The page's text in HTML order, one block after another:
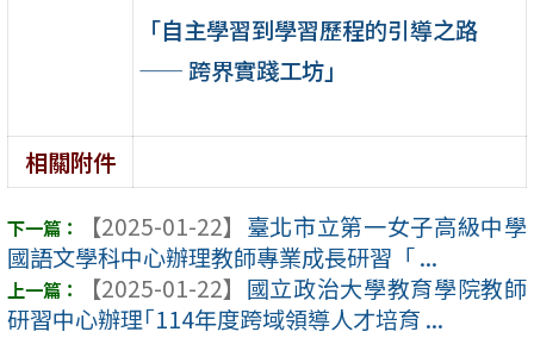
「自主學習到學習歷程的引導之路
—— 跨界實踐工坊」
相關附件
【2025-01-22】 臺北市立第一女子高級中學
國語文學科中心辦理教師專業成長研習「 ...
【2025-01-22】 國立政治大學教育學院教師
研習中心辦理｢114年度跨域領導人才培育 ...